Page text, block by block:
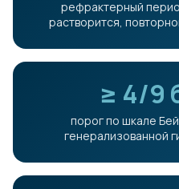
рефрактерный
растворится,
≥ 4/9
порог по шкале
генерализованной